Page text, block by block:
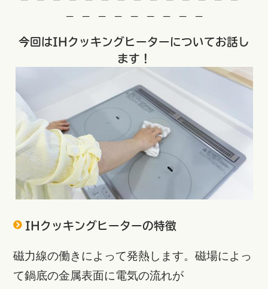
─ ─ ─ ─ ─ ─ ─ ─ ─
今回はIHクッキングヒーターについてお話し
ます！
IHクッキングヒーターの特徴
磁力線の働きによって発熱します。磁場によっ
て鍋底の金属表面に電気の流れが